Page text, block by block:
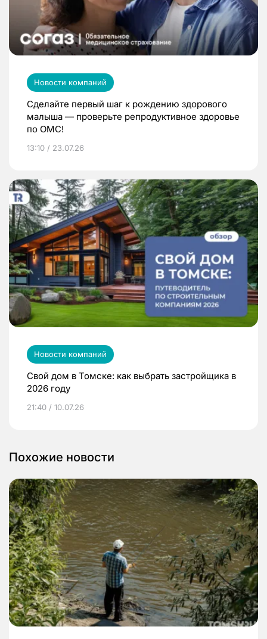
Новости компаний
Сделайте первый шаг к рождению здорового
малыша — проверьте репродуктивное здоровье
по ОМС!
13:10 / 23.07.26
Новости компаний
Свой дом в Томске: как выбрать застройщика в
2026 году
21:40 / 10.07.26
Похожие новости